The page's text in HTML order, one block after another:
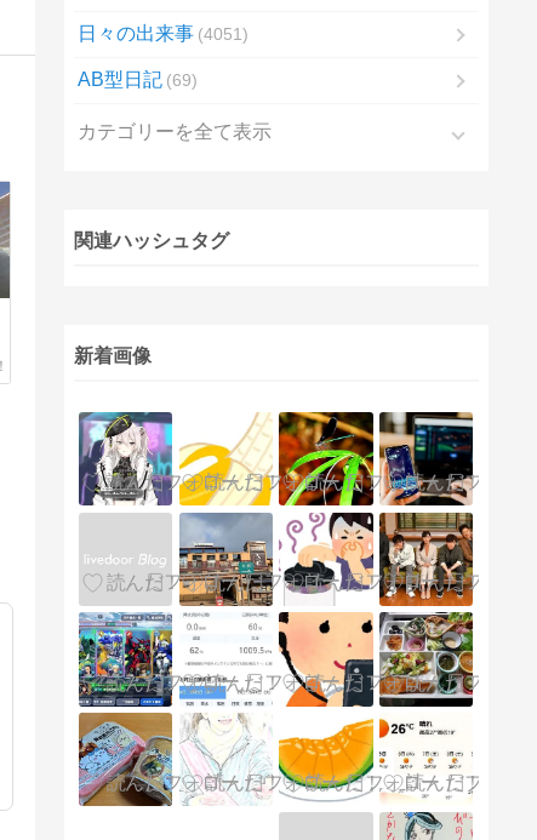
日々の出来事 4051
AB型日記 69
カテゴリーを全て表示
関連ハッシュタグ
新着画像